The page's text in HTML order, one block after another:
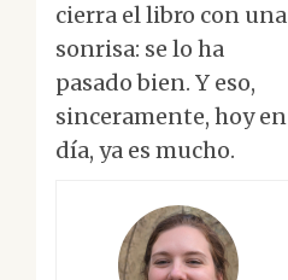
cierra el libro con una
sonrisa: se lo ha
pasado bien. Y eso,
sinceramente, hoy en
día, ya es mucho.